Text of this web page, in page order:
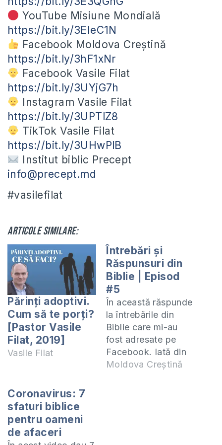
YouTube Misiune Mondială
https://bit.ly/3EIeC1N
Facebook Moldova Creștină
https://bit.ly/3hF1xNr
Facebook Vasile Filat
https://bit.ly/3UYjG7h
Instagram Vasile Filat
https://bit.ly/3UPTlZ8
TikTok Vasile Filat
https://bit.ly/3UHwPlB
Institut biblic Precept
info@precept.md
#vasilefilat
Articole similare:
Părinți adoptivi.
Cum să te porți?
[Pastor Vasile
Filat, 2019]
Vasile Filat
Întrebări și
Răspunsuri din
Biblie | Episod
#5
În această răspunde
la întrebările din
Biblie care mi-au
fost adresate pe
Facebook. Iată din
întrebările ce vor fi
Moldova Creștină
Coronavirus: 7
sfaturi biblice
pentru oameni
de afaceri